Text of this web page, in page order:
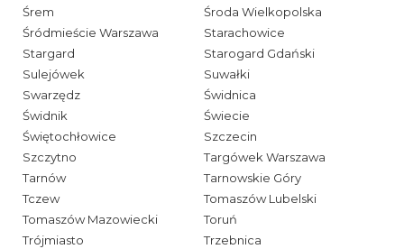
Śrem
Środa Wielkopolska
Śródmieście Warszawa
Starachowice
Stargard
Starogard Gdański
Sulejówek
Suwałki
Swarzędz
Świdnica
Świdnik
Świecie
Świętochłowice
Szczecin
Szczytno
Targówek Warszawa
Tarnów
Tarnowskie Góry
Tczew
Tomaszów Lubelski
Tomaszów Mazowiecki
Toruń
Trójmiasto
Trzebnica